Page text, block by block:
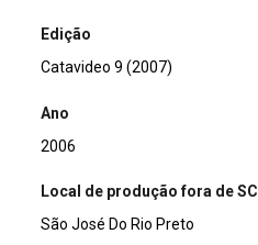
Edição
Catavideo 9 (2007)
Ano
2006
Local de produção fora de SC
São José Do Rio Preto